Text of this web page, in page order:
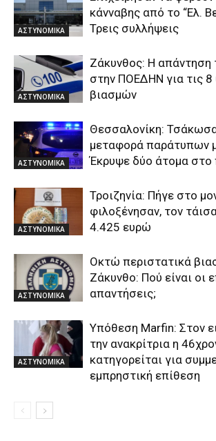
ΑΣΤΥΝΟΜΙΚΑ
κάνναβης από το “Ελ.
Τρεις συλλήψεις
ΑΣΤΥΝΟΜΙΚΑ
Ζάκυνθος: Η απάντηση
στην ΠΟΕΔΗΝ για τις 8
βιασμών
ΑΣΤΥΝΟΜΙΚΑ
Θεσσαλονίκη:
μεταφορά παράτυπων
Έκρυψε δύο άτομα στο
ΑΣΤΥΝΟΜΙΚΑ
Τροιζηνία: Πήγε στο
φιλοξένησαν, τον
4.425 ευρώ
ΑΣΤΥΝΟΜΙΚΑ
Οκτώ περιστατικά
Ζάκυνθο: Πού είναι οι
απαντήσεις;
ΑΣΤΥΝΟΜΙΚΑ
Υπόθεση Marfin: Στον
την ανακρίτρια η
κατηγορείται για
εμπρηστική επίθεση